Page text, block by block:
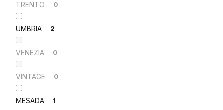
TRENTO 0
UMBRIA 2
VENEZIA 0
VINTAGE 0
MESADA 1